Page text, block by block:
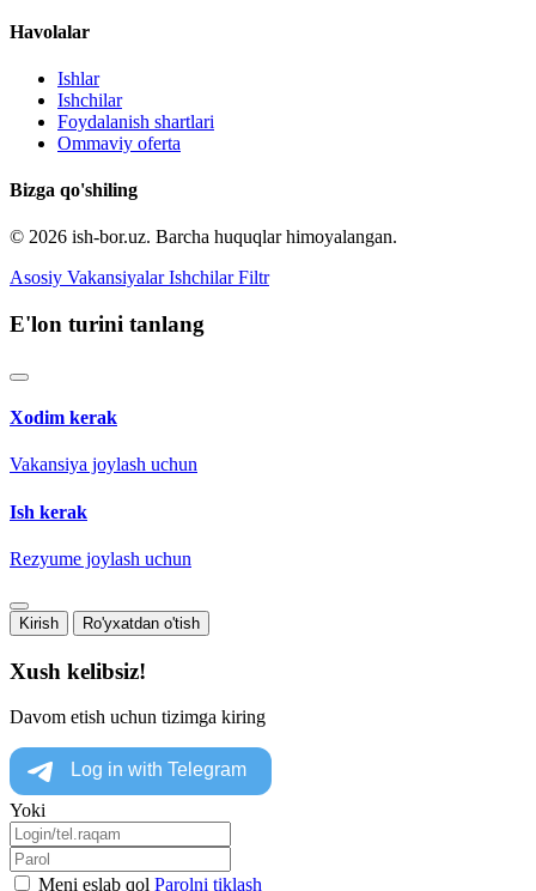
Havolalar
Ishlar
Ishchilar
Foydalanish shartlari
Ommaviy oferta
Bizga qo'shiling
© 2026 ish-bor.uz. Barcha huquqlar himoyalangan.
Asosiy Vakansiyalar Ishchilar Filtr
E'lon turini tanlang
Xodim kerak
Vakansiya joylash uchun
Ish kerak
Rezyume joylash uchun
Kirish Ro'yxatdan o'tish
Xush kelibsiz!
Davom etish uchun tizimga kiring
Yoki
Meni eslab qol Parolni tiklash